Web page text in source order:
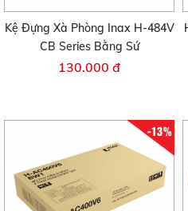
Kệ Đựng Xà Phòng Inax H-484V
CB Series Bằng Sứ
130.000 đ
-13%